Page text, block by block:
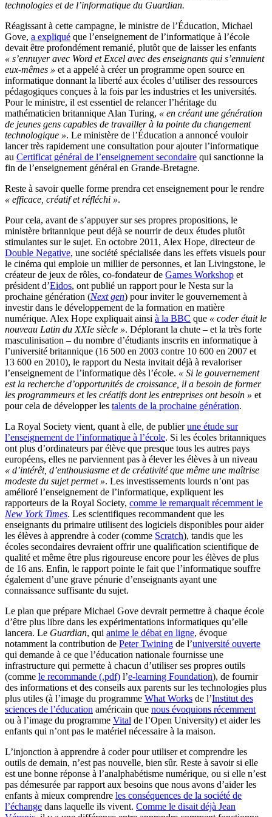
technologies et de l’informatique du Guardian.
Réagissant à cette campagne, le ministre de l’Éducation, Michael
Gove, a expliqué que l’enseignement de l’informatique à l’école
devait être profondément remanié, plutôt que de laisser les enfants
« s’ennuyer avec Word et Excel avec des enseignants qui s’ennuient
eux-mêmes » et a appelé à créer un programme open source en
informatique donnant la liberté aux écoles d’utiliser des ressources
pédagogiques conçues à la fois par les industries et les universités.
Pour le ministre, il est essentiel de relancer l’héritage du
mathématicien britannique Alan Turing, « en créant une génération
de jeunes gens capables de travailler à la pointe du changement
technologique ». Le ministère de l’Éducation a annoncé vouloir
lancer très rapidement une consultation pour ajouter l’informatique
au Certificat général de l’enseignement secondaire qui sanctionne la
fin de l’enseignement général en Grande-Bretagne.
Reste à savoir quelle forme prendra cet enseignement pour le rendre
« efficace, créatif et réfléchi ».
Pour cela, avant de s’appuyer sur ses propres propositions, le
ministère britannique peut déjà se nourrir de deux études plutôt
stimulantes sur le sujet. En octobre 2011, Alex Hope, directeur de
Double Negative, une société spécialisée dans les effets visuels pour
le cinéma qui emploie un millier de personnes, et Ian Livingstone, le
créateur de jeux de rôles, co-fondateur de Games Workshop et
président d’Eidos, ont publié un rapport pour le Nesta sur la
prochaine génération (Next gen) pour inviter le gouvernement à
investir dans le développement de la formation en matière
numérique. Alex Hope expliquait ainsi à la BBC que « coder était le
nouveau Latin du XXIe siècle ». Déplorant la chute – et la très forte
masculinisation – du nombre d’étudiants inscrits en informatique à
l’université britannique (16 500 en 2003 contre 10 600 en 2007 et
13 600 en 2010), le rapport du Nesta invitait déjà à revaloriser
l’enseignement de l’informatique dès l’école. « Si le gouvernement
est la recherche d’opportunités de croissance, il a besoin de former
les programmeurs et les créatifs dont les entreprises ont besoin » et
pour cela de développer les talents de la prochaine génération.
La Royal Society vient, quant à elle, de publierune étude sur
l’enseignement de l’informatique à l’école. Si les écoles britanniques
ont plus d’ordinateurs par élève que presque tous les autres pays
européens, elles ne parviennent pas à élever les élèves à un niveau
« d’intérêt, d’enthousiasme et de créativité que même une maîtrise
modeste du sujet permet ». Les investissements lourds n’ont pas
amélioré l’enseignement de l’informatique, expliquent les
rapporteurs de la Royal Society, comme le remarquait récemment le
New York Times. Les scientifiques recommandent que les
enseignants du primaire utilisent des logiciels disponibles pour aider
les élèves à apprendre à coder (comme Scratch), tandis que les
écoles secondaires devraient offrir une qualification scientifique de
qualité et même être plus rigoureuse encore pour les élèves de plus
de 16 ans. Enfin, le rapport pointe le fait que l’informatique souffre
également d’une grave pénurie d’enseignants ayant une
connaissance suffisante du sujet.
Le plan que prépare Michael Gove devrait permettre à chaque école
d’être plus libre dans les expérimentations informatiques qu’elle
lancera. Le Guardian, qui anime le débat en ligne, évoque
notamment la contribution de Peter Twining de l’université ouverte
qui demande à ce que l’éducation nationale fournisse une
infrastructure qui permette à chacun d’utiliser ses propres outils
(comme le recommande (.pdf) l’e-learning Foundation), de fournir
des informations et des conseils aux parents sur les technologies plus
plus utiles (à l’image du programme What Works de l’Institut des
sciences de l’éducation américain que nous évoquions récemment
ou à l’image du programme Vital de l’Open University) et aider les
enfants qui n’ont pas le matériel nécessaire à la maison.
L’injonction à apprendre à coder pour utiliser et comprendre les
outils de demain, n’est pas nouvelle, bien sûr. Reste à savoir si elle
est une bonne réponse à l’analphabétisme numérique, ou si elle n’est
pas démesurée par rapport aux besoins que nous avons d’aider les
enfants à mieux comprendre les conséquences de la société de
l’échange dans laquelle ils vivent. Comme le disait déjà Jean